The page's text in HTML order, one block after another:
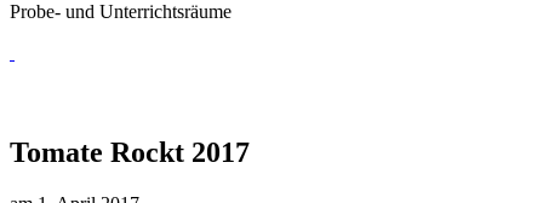
Probe- und Unterrichtsräume
Tomate Rockt 2017